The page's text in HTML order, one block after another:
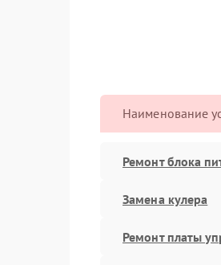
Наименование
Ремонт блока
Замена кулера
Ремонт платы